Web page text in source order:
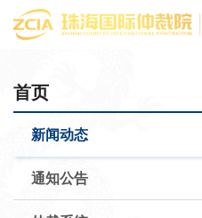
首页
新闻动态
通知公告